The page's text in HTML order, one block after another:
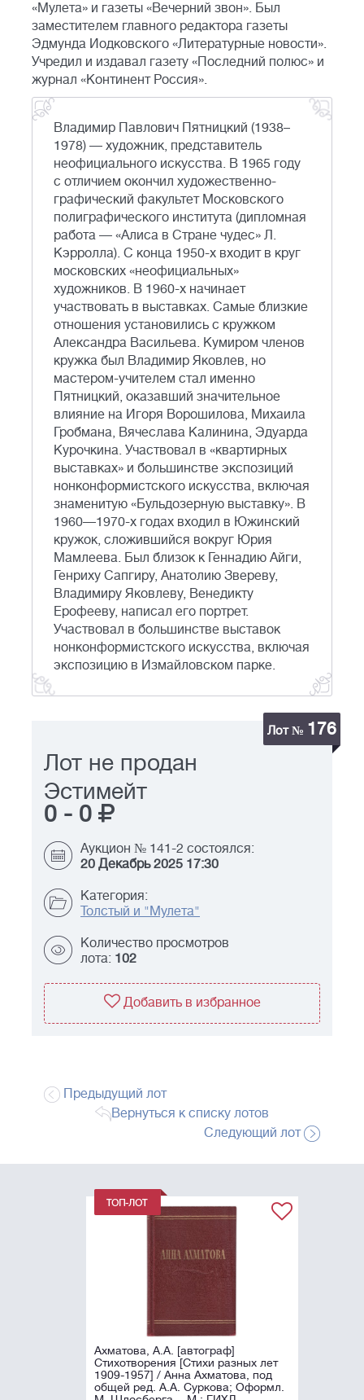
«Мулета» и газеты «Вечерний звон». Был
заместителем главного редактора газеты
Эдмунда Иодковского «Литературные новости».
Учредил и издавал газету «Последний полюс» и
журнал «Континент Россия».
Владимир Павлович Пятницкий (1938–
1978) — художник, представитель
неофициального искусства. В 1965 году
с отличием окончил художественно-
графический факультет Московского
полиграфического института (дипломная
работа — «Алиса в Стране чудес» Л.
Кэрролла). С конца 1950-х входит в круг
московских «неофициальных»
художников. В 1960-х начинает
участвовать в выставках. Самые близкие
отношения установились с кружком
Александра Васильева. Кумиром членов
кружка был Владимир Яковлев, но
мастером-учителем стал именно
Пятницкий, оказавший значительное
влияние на Игоря Ворошилова, Михаила
Гробмана, Вячеслава Калинина, Эдуарда
Курочкина. Участвовал в «квартирных
выставках» и большинстве экспозиций
нонконформистского искусства, включая
знаменитую «Бульдозерную выставку». В
1960—1970-х годах входил в Южинский
кружок, сложившийся вокруг Юрия
Мамлеева. Был близок к Геннадию Айги,
Генриху Сапгиру, Анатолию Звереву,
Владимиру Яковлеву, Венедикту
Ерофееву, написал его портрет.
Участвовал в большинстве выставок
нонконформистского искусства, включая
экспозицию в Измайловском парке.
Лот № 176
Лот не продан
Эстимейт
0 - 0
Аукцион № 141-2 состоялся:
20 Декабрь 2025 17:30
Категория:
Толстый и "Мулета"
Количество просмотров
лота: 102
Добавить в избранное
Предыдущий лот
Вернуться к списку лотов
Следующий лот
Ахматова, А.А. [автограф]
Стихотворения [Стихи разных лет
1909-1957] / Анна Ахматова, под
общей ред. А.А. Суркова; Оформл.